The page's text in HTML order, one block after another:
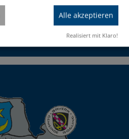
Alle akzeptieren
Realisiert mit Klaro!